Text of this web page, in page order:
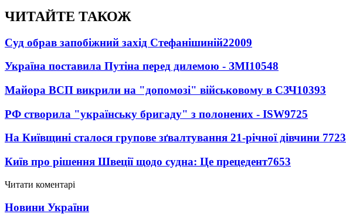
ЧИТАЙТЕ ТАКОЖ
Суд обрав запобіжний захід Стефанішиній22009
Україна поставила Путіна перед дилемою - ЗМІ10548
Майора ВСП викрили на "допомозі" військовому в СЗЧ10393
РФ створила "українську бригаду" з полонених - ISW9725
На Київщині сталося групове зґвалтування 21-річної дівчини 7723
Київ про рішення Швеції щодо судна: Це прецедент7653
Читати коментарі
Новини України